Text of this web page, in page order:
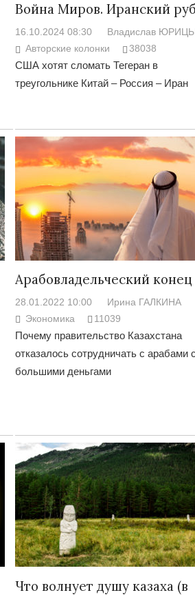
Война Миров. Иранский
16.10.2024 08:30
Владислав
Авторские колонки
38038
США хотят сломать Тегеран в
треугольнике Китай – Россия – Иран
Арабовладельческий конец
28.01.2022 10:00
Ирина ГАЛКИНА
Экономика
11039
Почему правительство Казахстана
отказалось сотрудничать с арабами
большими деньгами
Что волнует душу казаха (в
мошенниками
30.10.2024
Война
Сороса
08.11.2024